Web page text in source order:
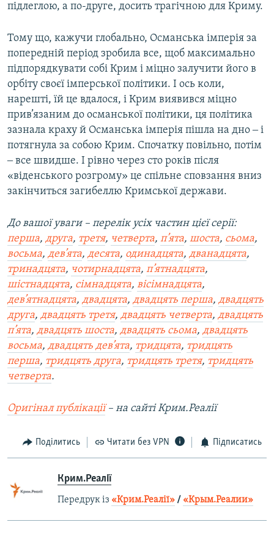
підлеглою, а по-друге, досить трагічною для Криму.
Тому що, кажучи глобально, Османська імперія за
попередній період зробила все, щоб максимально
підпорядкувати собі Крим і міцно залучити його в
орбіту своєї імперської політики. І ось коли,
нарешті, їй це вдалося, і Крим виявився міцно
прив’язаним до османської політики, ця політика
зазнала краху й Османська імперія пішла на дно ‒ і
потягнула за собою Крим. Спочатку повільно, потім
‒ все швидше. І рівно через сто років після
«віденського розгрому» це спільне сповзання вниз
закінчиться загибеллю Кримської держави.
До вашої уваги – перелік усіх частин цієї серії:
перша, друга, третя, четверта, п’ята, шоста, сьома,
восьма, дев’ята, десята, одинадцята, дванадцята,
тринадцята, чотирнадцята, п’ятнадцята,
шістнадцята, сімнадцята, вісімнадцята,
дев’ятнадцята, двадцята, двадцять перша, двадцять
друга, двадцять третя, двадцять четверта, двадцять
п’ята, двадцять шоста, двадцять сьома, двадцять
восьма, двадцять дев’ята, тридцята, тридцять
перша, тридцять друга, тридцять третя, тридцять
четверта.
Оригінал публікації– на сайті Крим.Реалії
Поділитись Читати без VPN Підписатись
Крим.Реалії
Передрук із «Крим.Реалії» / «Крым.Реалии»